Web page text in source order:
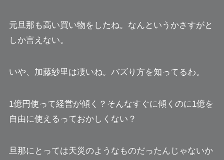
元旦那も高い買い物をしたね。なんというかさすがと
しか言えない。
いや、加藤紗里は凄いね。 バズり方を知ってるわ。
1億円使って経営が傾く？ そんなすぐに傾くのに1億を
自由に使えるっておかしくない？
旦那にとっては天災のようなものだったんじゃないか